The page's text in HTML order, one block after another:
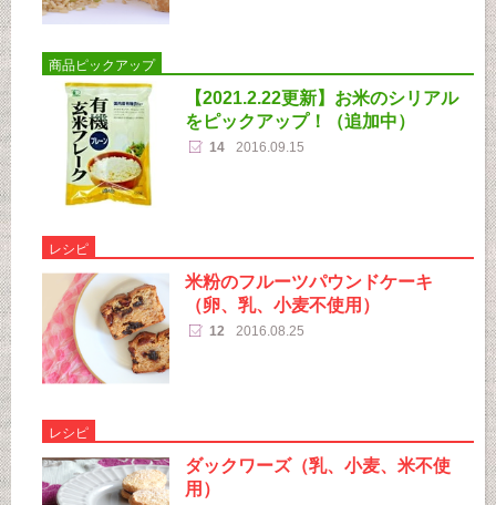
商品ピックアップ
【2021.2.22更新】お米のシリアル
をピックアップ！（追加中）
14 2016.09.15
レシピ
米粉のフルーツパウンドケーキ
（卵、乳、小麦不使用）
12 2016.08.25
レシピ
ダックワーズ（乳、小麦、米不使
用）